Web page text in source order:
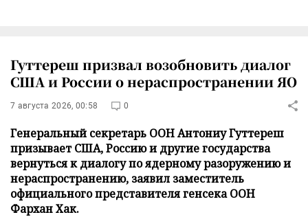
Гуттереш призвал возобновить диалог
США и России о нераспространении ЯО
7 августа 2026, 00:58 0
Генеральный секретарь ООН Антониу Гуттереш
призывает США, Россию и другие государства
вернутьcя к диалогу по ядерному разоружению и
нераспространению, заявил заместитель
официального представителя генсека ООН
Фархан Хак.